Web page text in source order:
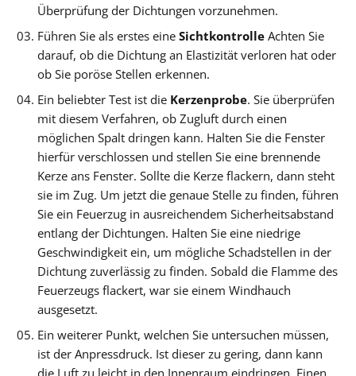
Überprüfung der Dichtungen vorzunehmen.
Führen Sie als erstes eineSichtkontrolle Achten Sie
darauf, ob die Dichtung an Elastizität verloren hat oder
ob Sie poröse Stellen erkennen.
Ein beliebter Test ist die Kerzenprobe. Sie überprüfen
mit diesem Verfahren, ob Zugluft durch einen
möglichen Spalt dringen kann. Halten Sie die Fenster
hierfür verschlossen und stellen Sie eine brennende
Kerze ans Fenster. Sollte die Kerze flackern, dann steht
sie im Zug. Um jetzt die genaue Stelle zu finden, führen
Sie ein Feuerzug in ausreichendem Sicherheitsabstand
entlang der Dichtungen. Halten Sie eine niedrige
Geschwindigkeit ein, um mögliche Schadstellen in der
Dichtung zuverlässig zu finden. Sobald die Flamme des
Feuerzeugs flackert, war sie einem Windhauch
ausgesetzt.
Ein weiterer Punkt, welchen Sie untersuchen müssen,
ist der Anpressdruck. Ist dieser zu gering, dann kann
die Luft zu leicht in den Innenraum eindringen. Einen